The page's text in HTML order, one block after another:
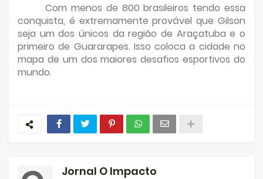
Com menos de 800 brasileiros tendo essa
conquista, é extremamente provável que Gilson
seja um dos únicos da região de Araçatuba e o
primeiro de Guararapes. Isso coloca a cidade no
mapa de um dos maiores desafios esportivos do
mundo.
Jornal O Impacto